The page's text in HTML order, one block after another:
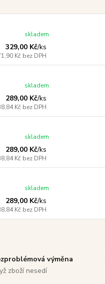
329,00 Kč/ks
Kč bez DPH
skladem
289,00 Kč/ks
Kč bez DPH
skladem
289,00 Kč/ks
Kč bez DPH
skladem
289,00 Kč/ks
Kč bez DPH
skladem
výměna
zboží nesedí